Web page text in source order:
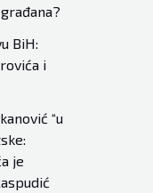
BiH:
i
“u
je